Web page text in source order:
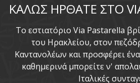
ΚΑΛΩΣ ΗΡΘΑΤΕ ΣΤΟ
To εστιατόριο Via Pastarella
του Ηρακλείου, στον
Καντανολέων και προσφέρει
καθημερινά μπορείτε ν'
Ιταλικές